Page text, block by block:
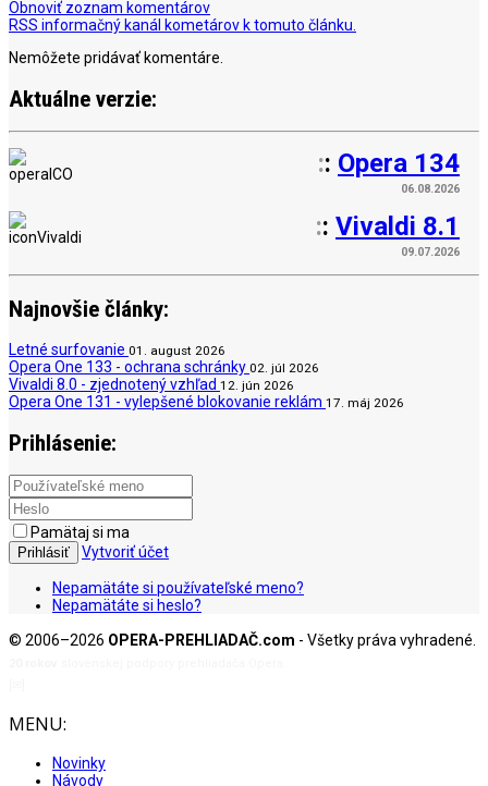
Obnoviť zoznam komentárov
RSS informačný kanál kometárov k tomuto článku.
Nemôžete pridávať komentáre.
Aktuálne verzie:
:: Opera 134
06.08.2026
:: Vivaldi 8.1
09.07.2026
Najnovšie články:
Letné surfovanie 01. august 2026
Opera One 133 - ochrana schránky 02. júl 2026
Vivaldi 8.0 - zjednotený vzhľad 12. jún 2026
Opera One 131 - vylepšené blokovanie reklám 17. máj 2026
Prihlásenie:
Pamätaj si ma
Prihlásiť Vytvoriť účet
Nepamätáte si používateľské meno?
Nepamätáte si heslo?
© 2006–2026 OPERA-PREHLIADAČ.com - Všetky práva vyhradené.
MENU:
Novinky
Návody